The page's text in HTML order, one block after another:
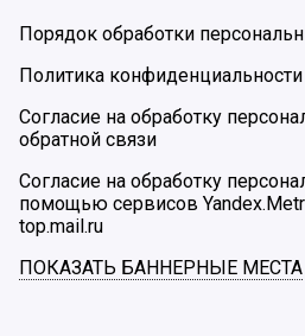
Порядок обработки
Политика
Согласие на обработку
обратной связи
Согласие на обработку
помощью сервисов
top.mail.ru
ПОКАЗАТЬ БАННЕРНЫЕ МЕСТА